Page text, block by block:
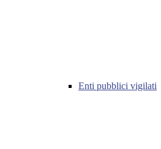
Enti pubblici vigilati